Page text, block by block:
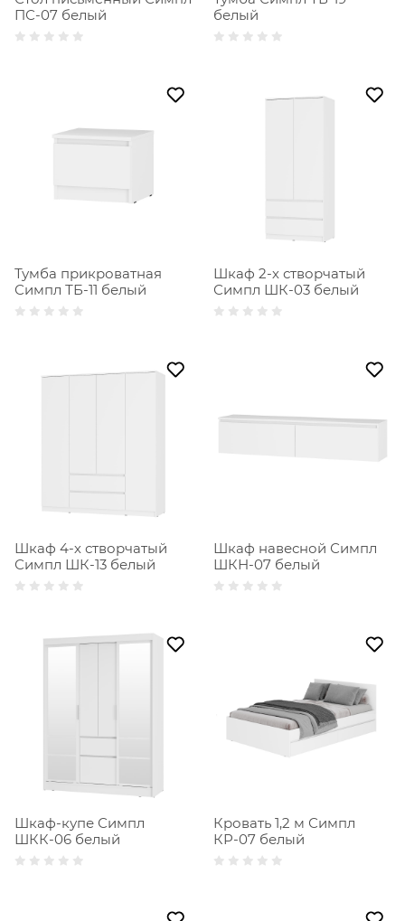
ПС-07 белый
белый
Тумба прикроватная
Симпл ТБ-11 белый
Шкаф 2-х створчатый
Симпл ШК-03 белый
Шкаф 4-х створчатый
Симпл ШК-13 белый
Шкаф навесной Симпл
ШКН-07 белый
Шкаф-купе Симпл
ШКК-06 белый
Кровать 1,2 м Симпл
КР-07 белый